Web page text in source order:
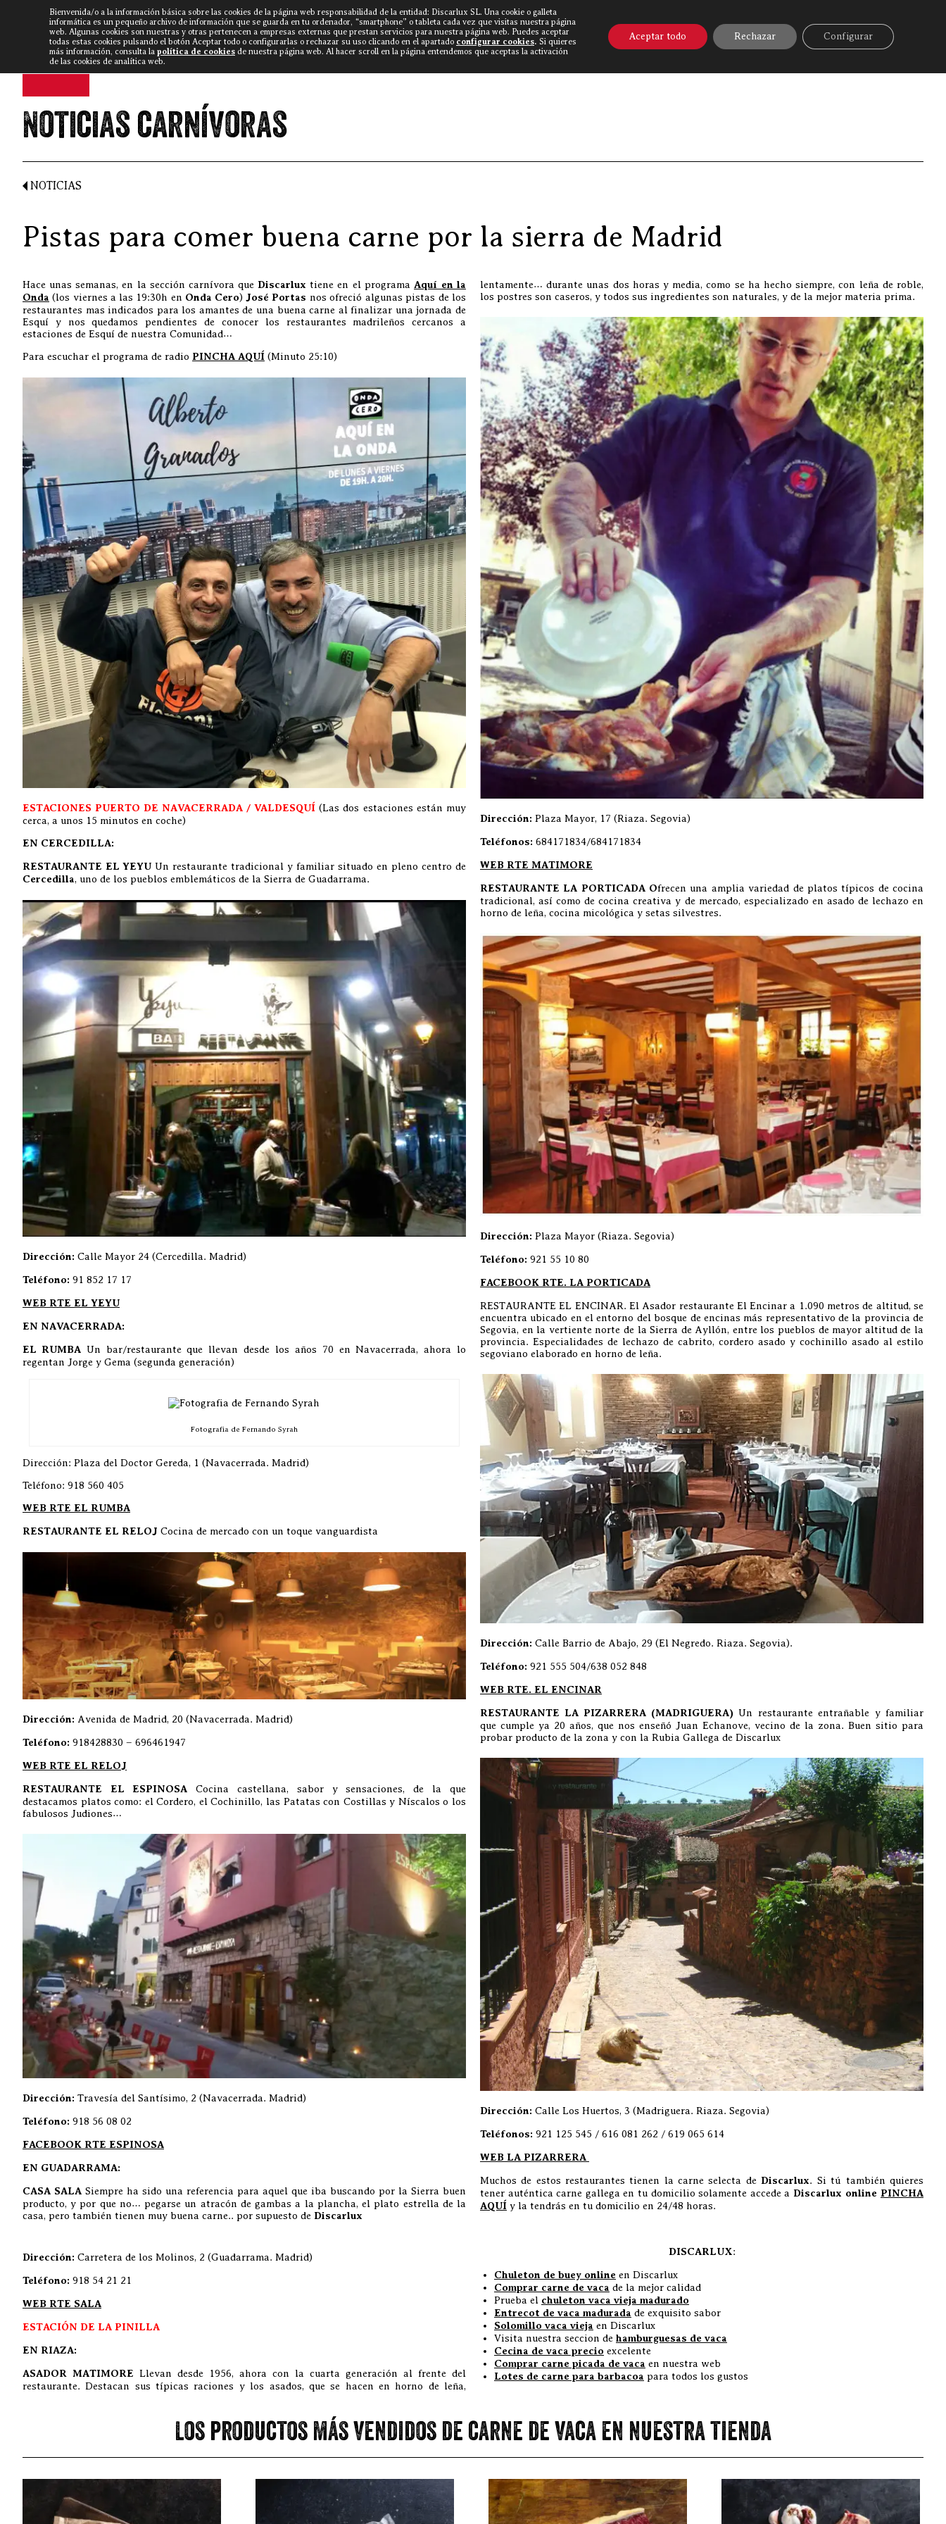
DISCARLUX▼ NOTICIAS VÍDEOS FISTERRA BOVINE WORLD▼ CONTACTO
Noticias carnívoras
NOTICIAS
Pistas para comer buena carne por la sierra de Madrid
Hace unas semanas, en la sección carnívora que Discarlux tiene en el programa Aquí en la
Onda (los viernes a las 19:30h en Onda Cero) José Portas nos ofreció algunas pistas de los
restaurantes mas indicados para los amantes de una buena carne al finalizar una jornada de
Esquí y nos quedamos pendientes de conocer los restaurantes madrileños cercanos a
estaciones de Esquí de nuestra Comunidad…
Para escuchar el programa de radio PINCHA AQUÍ (Minuto 25:10)
ESTACIONES PUERTO DE NAVACERRADA / VALDESQUÍ (Las dos estaciones están muy
cerca, a unos 15 minutos en coche)
EN CERCEDILLA:
RESTAURANTE EL YEYU Un restaurante tradicional y familiar situado en pleno centro de
Cercedilla, uno de los pueblos emblemáticos de la Sierra de Guadarrama.
Dirección: Calle Mayor 24 (Cercedilla. Madrid)
Teléfono: 91 852 17 17
WEB RTE EL YEYU
EN NAVACERRADA:
EL RUMBA Un bar/restaurante que llevan desde los años 70 en Navacerrada, ahora lo
regentan Jorge y Gema (segunda generación)
Fotografia de Fernando Syrah
Dirección: Plaza del Doctor Gereda, 1 (Navacerrada. Madrid)
Teléfono: 918 560 405
WEB RTE EL RUMBA
RESTAURANTE EL RELOJ Cocina de mercado con un toque vanguardista
Dirección: Avenida de Madrid, 20 (Navacerrada. Madrid)
Teléfono: 918428830 – 696461947
WEB RTE EL RELOJ
RESTAURANTE EL ESPINOSA Cocina castellana, sabor y sensaciones, de la que
destacamos platos como: el Cordero, el Cochinillo, las Patatas con Costillas y Níscalos o los
fabulosos Judiones…
Dirección: Travesía del Santísimo, 2 (Navacerrada. Madrid)
Teléfono: 918 56 08 02
FACEBOOK RTE ESPINOSA
EN GUADARRAMA:
CASA SALA Siempre ha sido una referencia para aquel que iba buscando por la Sierra buen
producto, y por que no… pegarse un atracón de gambas a la plancha, el plato estrella de la
casa, pero también tienen muy buena carne.. por supuesto de Discarlux
Dirección: Carretera de los Molinos, 2 (Guadarrama. Madrid)
Teléfono: 918 54 21 21
WEB RTE SALA
ESTACIÓN DE LA PINILLA
EN RIAZA:
ASADOR MATIMORE Llevan desde 1956, ahora con la cuarta generación al frente del
restaurante. Destacan sus típicas raciones y los asados, que se hacen en horno de leña,
lentamente… durante unas dos horas y media, como se ha hecho siempre, con leña de roble,
los postres son caseros, y todos sus ingredientes son naturales, y de la mejor materia prima.
Dirección: Plaza Mayor, 17 (Riaza. Segovia)
Teléfonos: 684171834/684171834
WEB RTE MATIMORE
RESTAURANTE LA PORTICADA Ofrecen una amplia variedad de platos típicos de cocina
tradicional, así como de cocina creativa y de mercado, especializado en asado de lechazo en
horno de leña, cocina micológica y setas silvestres.
Dirección: Plaza Mayor (Riaza. Segovia)
Teléfono: 921 55 10 80
FACEBOOK RTE. LA PORTICADA
RESTAURANTE EL ENCINAR. El Asador restaurante El Encinar a 1.090 metros de altitud, se
encuentra ubicado en el entorno del bosque de encinas más representativo de la provincia de
Segovia, en la vertiente norte de la Sierra de Ayllón, entre los pueblos de mayor altitud de la
provincia. Especialidades de lechazo de cabrito, cordero asado y cochinillo asado al estilo
segoviano elaborado en horno de leña.
Dirección: Calle Barrio de Abajo, 29 (El Negredo. Riaza. Segovia).
Teléfono: 921 555 504/638 052 848
WEB RTE. EL ENCINAR
RESTAURANTE LA PIZARRERA (MADRIGUERA) Un restaurante entrañable y familiar
que cumple ya 20 años, que nos enseñó Juan Echanove, vecino de la zona. Buen sitio para
probar producto de la zona y con la Rubia Gallega de Discarlux
Dirección: Calle Los Huertos, 3 (Madriguera. Riaza. Segovia)
Teléfonos: 921 125 545 / 616 081 262 / 619 065 614
WEB LA PIZARRERA
Muchos de estos restaurantes tienen la carne selecta de Discarlux. Si tú también quieres
tener auténtica carne gallega en tu domicilio solamente accede a Discarlux online PINCHA
AQUÍ y la tendrás en tu domicilio en 24/48 horas.
DISCARLUX:
Chuleton de buey online en Discarlux
Comprar carne de vaca de la mejor calidad
Prueba el chuleton vaca vieja madurado
Entrecot de vaca madurada de exquisito sabor
Solomillo vaca vieja en Discarlux
Visita nuestra seccion de hamburguesas de vaca
Cecina de vaca precio excelente
Comprar carne picada de vaca en nuestra web
Lotes de carne para barbacoa para todos los gustos
Los productos más vendidos de carne de vaca en nuestra tienda
Bienvenida/o a la información básica sobre las cookies de la página web responsabilidad de la entidad: Discarlux SL. Una cookie o galleta
informática es un pequeño archivo de información que se guarda en tu ordenador, “smartphone” o tableta cada vez que visitas nuestra página
web. Algunas cookies son nuestras y otras pertenecen a empresas externas que prestan servicios para nuestra página web. Puedes aceptar
todas estas cookies pulsando el botón Aceptar todo o configurarlas o rechazar su uso clicando en el apartado configurar cookies. Si quieres
más información, consulta la política de cookies de nuestra página web. Al hacer scroll en la página entendemos que aceptas la activación
de las cookies de analítica web.
Aceptar todo Rechazar Configurar